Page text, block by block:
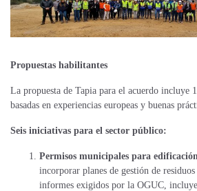
Propuestas habilitantes
La propuesta de Tapia para el acuerdo incluye
basadas en experiencias europeas y buenas
Seis iniciativas para el sector público:
Permisos municipales para
incorporar planes de gestión de
informes exigidos por la OGUC,